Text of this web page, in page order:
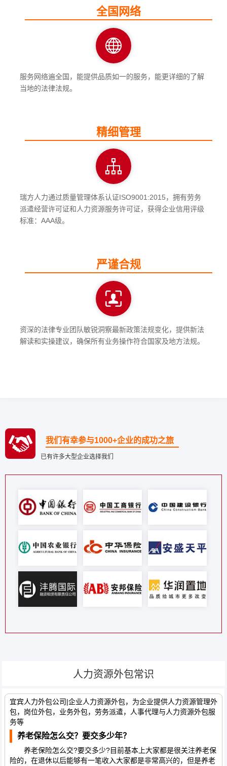
全国网络
服务网络遍全国，能提供品质如一的服务，能更详细的了解
当地的法律法规。
精细管理
瑞方人力通过质量管理体系认证ISO9001:2015，拥有劳务
派遣经营许可证和人力资源服务许可证，获得企业信用评级
标准：AAA级。
严谨合规
资深的法律专业团队敏锐洞察最新政策法规变化，提供新法
解读和实操建议，确保所有业务操作符合国家及地方法规。
我们有幸参与1000+企业的成功之旅
已有许多大型企业选择我们
人力资源外包常识
宜宾人力外包公司|企业人力资源外包，为企业提供人力资源管理外
包，岗位外包，业务外包，劳务派遣，人事代理与人力资源外包服
务等
养老保险怎么交？要交多少年？
养老保险怎么交?要交多少?目前基本上大家都是很关注养老保
险的，在退休以后能够有一笔收入大家都是非常高兴的，但是养老